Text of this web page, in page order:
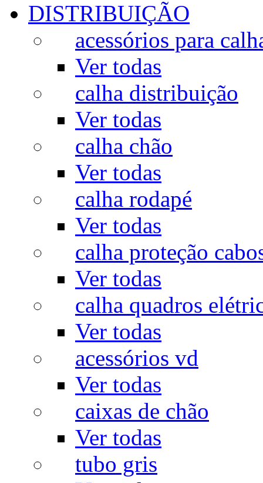
DISTRIBUIÇÃO
acessórios para
Ver todas
calha distribuição
Ver todas
calha chão
Ver todas
calha rodapé
Ver todas
calha proteção
Ver todas
calha quadros
Ver todas
acessórios vd
Ver todas
caixas de chão
Ver todas
tubo gris